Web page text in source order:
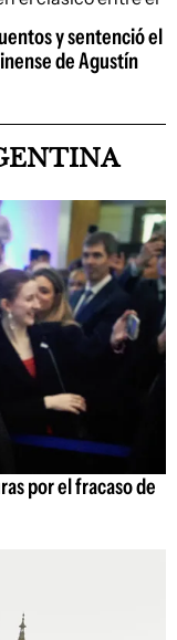
y sentenció el
de Agustín
por el fracaso de